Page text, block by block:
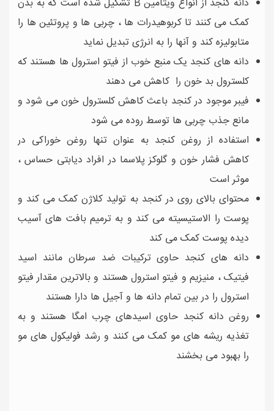
کمک می کنند تا کربوهیدرات ها ، چربی ها و پروتئین ها را
متابولیزه کند و آنها را به انرژی تبدیل نماید
دانه های کنجد یک منبع خوب از فیتو استرول ها هستند که
کلسترول بد خون را کاهش می دهند
فیبر موجود در کنجد باعث کاهش کلسترول خون می شود و
مانع جذب چربی ها توسط روده می شود
استفاده از روغن کنجد به عنوان تنها روغن خوراکی در
کاهش فشار خون و گلوکز پلاسما در افراد دیابتی حساس ،
موثر است
محتوای بالای روی در کنجد به تولید کلاژن کمک می کند و
پوست را الاستیسیته می کند و به ترمیم بافت های آسیب
دیده پوست کمک می کند
دانه های کنجد حاوی ترکیبات ضد سرطان مانند اسید
فیتیک ، منیزیم و فیتو استرول هستند و بالاترین مقدار فیتو
استرول را در بین تمام دانه ها و آجیل ها دارا هستند
روغن دانه کنجد حاوی اسیدهای چرب امگا هستند و به
تغذیه ریشه های مو کمک می کنند و رشد فولیکول های مو
را بهبود می بخشند